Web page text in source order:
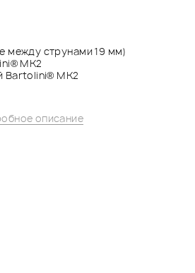
между струнами 19 мм)
MK2
Bartolini® MK2
описание